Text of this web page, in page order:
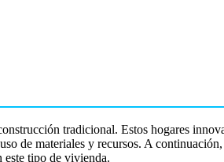
tradicional. Estos hogares
de materiales y recursos. A
este tipo de vivienda.